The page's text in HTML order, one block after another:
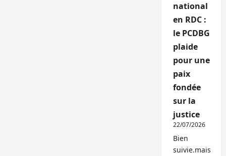
national
en RDC :
le PCDBG
plaide
pour une
paix
fondée
sur la
justice
22/07/2026
Bien
suivie.mais